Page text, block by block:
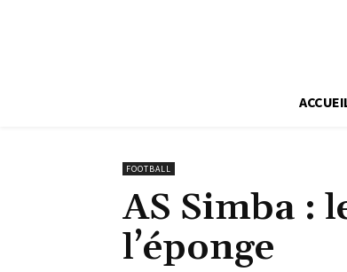
FOOTBALL
AS Simba :
l’éponge